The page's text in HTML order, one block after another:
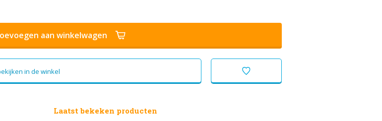
aan winkelwagen
in de winkel
Laatst bekeken producten